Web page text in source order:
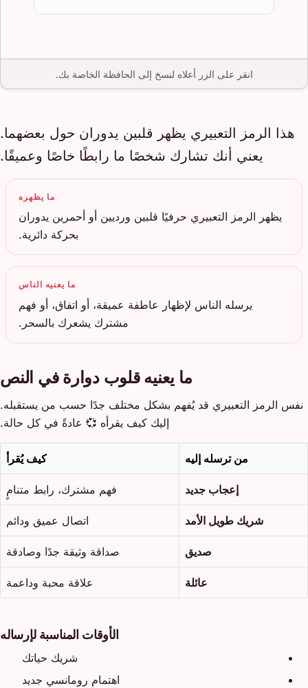
انقر على الزر أعلاه لنسخ إلى الحافظة الخاصة بك.
هذا الرمز التعبيري يظهر قلبين يدوران حول بعضهما.
يعني أنك تشارك شخصًا ما رابطًا خاصًا وعميقًا.
ما يظهره
يظهر الرمز التعبيري حرفيًا قلبين ورديين أو أحمرين يدوران
بحركة دائرية.
ما يعنيه الناس
يرسله الناس لإظهار عاطفة عميقة، أو اتفاق، أو فهم
مشترك يشعرك بالسحر.
ما يعنيه قلوب دوارة في النص
نفس الرمز التعبيري قد يُفهم بشكل مختلف جدًا حسب من يستقبله.
إليك كيف يقرأه 💞 عادةً في كل حالة.
من ترسله إليه كيف يُقرأ
إعجاب جديد فهم مشترك، رابط متنامٍ
شريك طويل الأمد اتصال عميق ودائم
صديق صداقة وثيقة جدًا وصادقة
عائلة علاقة محبة وداعمة
الأوقات المناسبة لإرساله
شريك حياتك
اهتمام رومانسي جديد